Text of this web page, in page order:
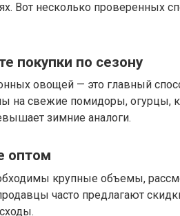
Вот несколько проверенных
покупки по сезону
овощей — это главный
на свежие помидоры, огурцы,
зимние аналоги.
оптом
крупные объемы,
часто предлагают